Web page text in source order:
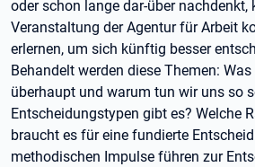
oder schon lange dar-über nachdenkt,
Veranstaltung der Agentur für Arbeit
erlernen, um sich künftig besser
Behandelt werden diese Themen:
überhaupt und warum tun wir uns so
Entscheidungstypen gibt es? Welche
braucht es für eine fundierte
methodischen Impulse führen zur